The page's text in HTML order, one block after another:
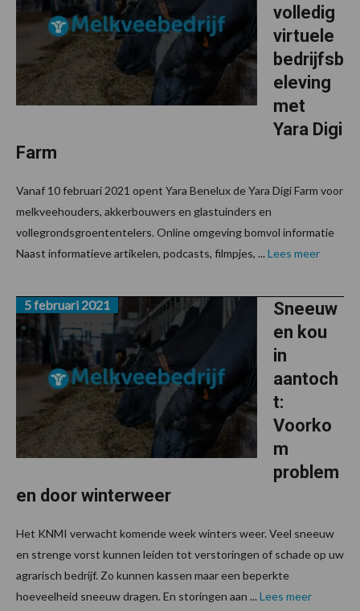
volledig
virtuele
bedrijfsb
eleving
met
Yara Digi
Farm
Vanaf 10 februari 2021 opent Yara Benelux de Yara Digi Farm voor
melkveehouders, akkerbouwers en glastuinders en
vollegrondsgroententelers. Online omgeving bomvol informatie
Naast informatieve artikelen, podcasts, filmpjes, ... Lees meer
Sneeuw
en kou
in
aantoch
t:
Voorko
m
problem
en door winterweer
5 februari 2021
Het KNMI verwacht komende week winters weer. Veel sneeuw
en strenge vorst kunnen leiden tot verstoringen of schade op uw
agrarisch bedrijf. Zo kunnen kassen maar een beperkte
hoeveelheid sneeuw dragen. En storingen aan ... Lees meer